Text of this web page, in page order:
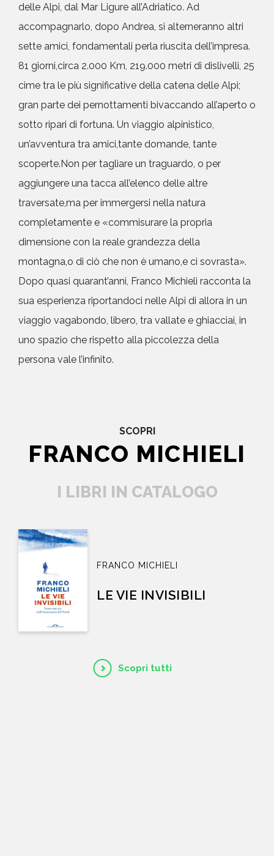
delle Alpi, dal Mar Ligure all’Adriatico. Ad
accompagnarlo, dopo Andrea, si alterneranno altri
sette amici, fondamentali perla riuscita dell’impresa.
81 giorni,circa 2.000 Km, 219.000 metri di dislivelli, 25
cime tra le più significative della catena delle Alpi;
gran parte dei pernottamenti bivaccando all’aperto o
sotto ripari di fortuna. Un viaggio alpinistico,
un’avventura tra amici,tante domande, tante
scoperte.Non per tagliare un traguardo, o per
aggiungere una tacca all’elenco delle altre
traversate,ma per immergersi nella natura
completamente e «commisurare la propria
dimensione con la reale grandezza della
montagna,o di ciò che non è umano,e ci sovrasta».
Dopo quasi quarant’anni, Franco Michieli racconta la
sua esperienza riportandoci nelle Alpi di allora in un
viaggio vagabondo, libero, tra vallate e ghiacciai, in
uno spazio che rispetto alla piccolezza della
persona vale l’infinito.
SCOPRI
FRANCO MICHIELI
I LIBRI IN CATALOGO
Scopri tutti
FRANCO MICHIELI
LE VIE INVISIBILI